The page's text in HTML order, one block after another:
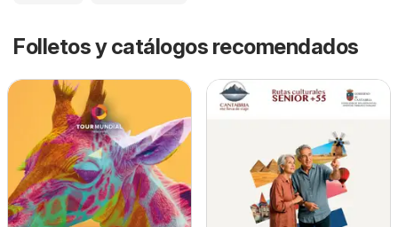
Folletos y catálogos recomendados